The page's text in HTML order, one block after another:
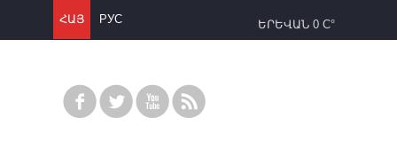
ՀԱՅ РУС ԵՐԵՎԱՆ 0 C°